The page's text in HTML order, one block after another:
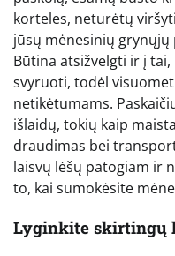
korteles, neturėtų
jūsų mėnesinių grynųjų
Būtina atsižvelgti ir į
svyruoti, todėl
netikėtumams.
išlaidų, tokių kaip
draudimas bei
laisvų lėšų patogiam ir
to, kai sumokėsite
Lyginkite skirtingų